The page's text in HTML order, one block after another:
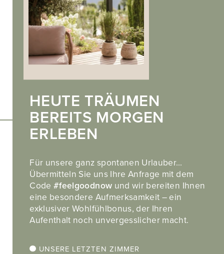
HEUTE TRÄUMEN
BEREITS MORGEN
ERLEBEN
Für unsere ganz spontanen Urlauber…
Übermitteln Sie uns Ihre Anfrage mit dem
Code#feelgoodnow und wir bereiten Ihnen
eine besondere Aufmerksamkeit – ein
exklusiver Wohlfühlbonus, der Ihren
Aufenthalt noch unvergesslicher macht.
UNSERE LETZTEN ZIMMER
Entdecken Sie auch unser Partnerhotel
web performance by